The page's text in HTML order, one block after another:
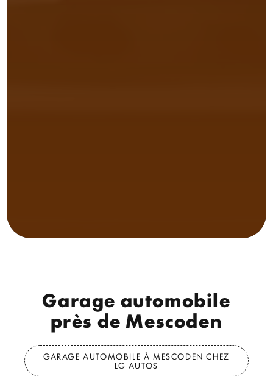
Garage automobile
près de Mescoden
GARAGE AUTOMOBILE À MESCODEN CHEZ
LG AUTOS